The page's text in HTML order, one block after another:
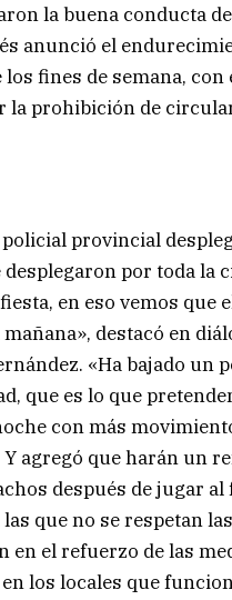
la buena conducta
anunció el
fines de semana, con
prohibición de
provincial
por toda la
en eso vemos que
destacó en
«Ha bajado un
que es lo que
con más
agregó que harán un
después de jugar
que no se respetan
el refuerzo de las
los locales que